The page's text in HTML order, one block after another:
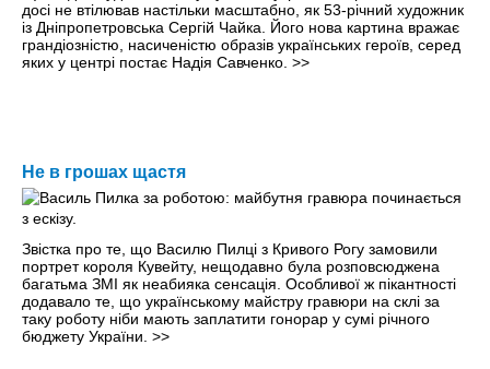
досі не втілював настільки масштабно, як 53-річний художник
iз Дніпропетровська Сергій Чайка. Його нова картина вражає
грандіозністю, насиченістю образів українських героїв, серед
яких у центрі постає Надія Савченко. >>
Не в грошах щастя
Звістка про те, що Василю Пилці з Кривого Рогу замовили
портрет короля Кувейту, нещодавно була розповсюджена
багатьма ЗМІ як неабияка сенсація. Особливої ж пікантності
додавало те, що українському майстру гравюри на склі за
таку роботу ніби мають заплатити гонорар у сумі річного
бюджету України. >>